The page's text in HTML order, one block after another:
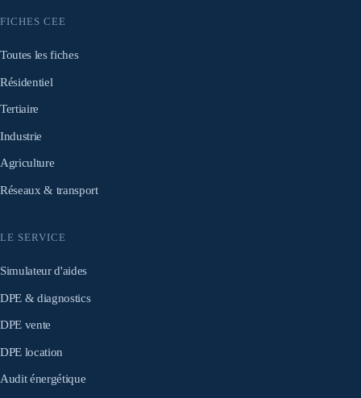
FICHES CEE
Toutes les fiches
Résidentiel
Tertiaire
Industrie
Agriculture
Réseaux & transport
LE SERVICE
Simulateur d'aides
DPE & diagnostics
DPE vente
DPE location
Audit énergétique